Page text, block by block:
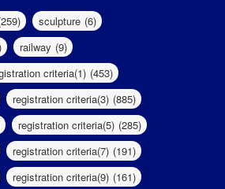
sculpture (6)
railway (9)
criteria(1) (453)
registration criteria(3) (885)
registration criteria(5) (285)
registration criteria(7) (191)
registration criteria(9) (161)